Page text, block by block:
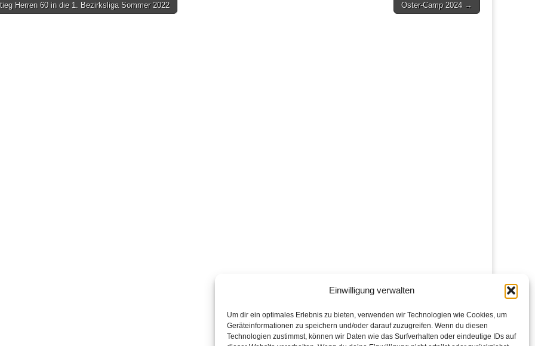
Einwilligung verwalten
Um dir ein optimales Erlebnis zu bieten, verwenden wir Technologien wie Cookies, um
Geräteinformationen zu speichern und/oder darauf zuzugreifen. Wenn du diesen
Technologien zustimmst, können wir Daten wie das Surfverhalten oder eindeutige IDs auf
Herren 60 in die 1. Bezirksliga Sommer 2022 Oster-Camp 2024 →